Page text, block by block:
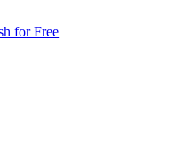
for Free